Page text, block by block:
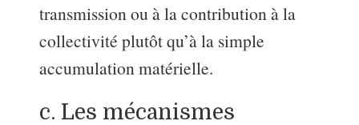
transmission ou à la contribution à la
collectivité plutôt qu’à la simple
accumulation matérielle.
c. Les mécanismes